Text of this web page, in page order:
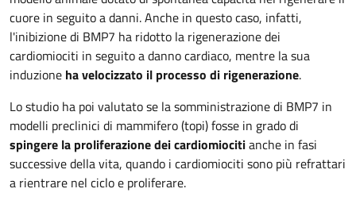
cuore in seguito a danni. Anche in questo caso, infatti,
l'inibizione di BMP7 ha ridotto la rigenerazione dei
cardiomiociti in seguito a danno cardiaco, mentre la sua
induzione ha velocizzato il processo di rigenerazione.
Lo studio ha poi valutato se la somministrazione di BMP7 in
modelli preclinici di mammifero (topi) fosse in grado di
spingere la proliferazione dei cardiomiocitianche in fasi
successive della vita, quando i cardiomiociti sono più refrattari
a rientrare nel ciclo e proliferare.